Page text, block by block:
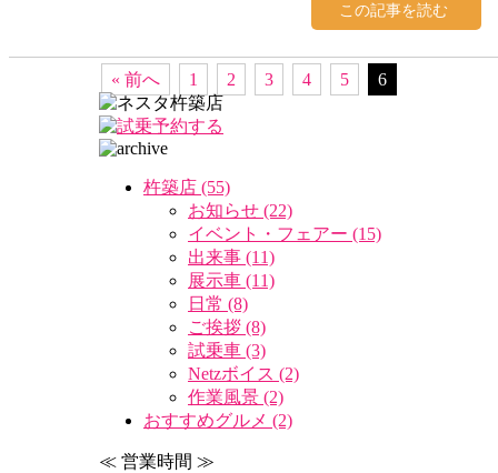
この記事を読む
« 前へ 1 2 3 4 5 6
杵築店 (55)
お知らせ (22)
イベント・フェアー (15)
出来事 (11)
展示車 (11)
日常 (8)
ご挨拶 (8)
試乗車 (3)
Netzボイス (2)
作業風景 (2)
おすすめグルメ (2)
≪ 営業時間 ≫